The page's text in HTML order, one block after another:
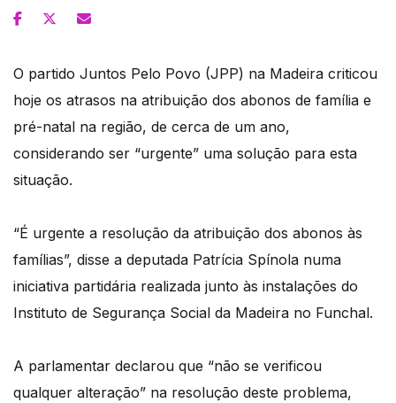
O partido Juntos Pelo Povo (JPP) na Madeira criticou
hoje os atrasos na atribuição dos abonos de família e
pré-natal na região, de cerca de um ano,
considerando ser “urgente” uma solução para esta
situação.
“É urgente a resolução da atribuição dos abonos às
famílias”, disse a deputada Patrícia Spínola numa
iniciativa partidária realizada junto às instalações do
Instituto de Segurança Social da Madeira no Funchal.
A parlamentar declarou que “não se verificou
qualquer alteração” na resolução deste problema,